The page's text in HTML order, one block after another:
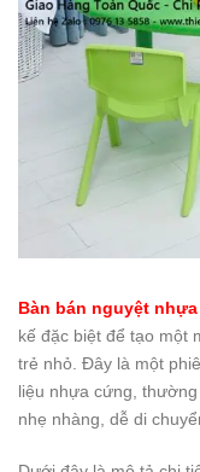
Bàn bán nguyệt
kế đặc biệt để tạo một
trẻ nhỏ. Đây là một
liệu nhựa cứng,
nhẹ nhàng, dễ di